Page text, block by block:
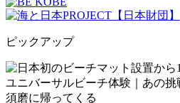
ピックアップ